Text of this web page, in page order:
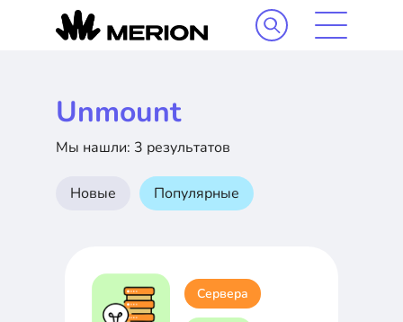
Unmount
Мы нашли: 3 результатов
Новые Популярные
Сервера